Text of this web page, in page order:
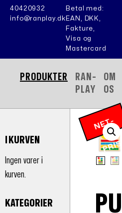
40420932
info@ranplay.dk
Betal med:
EAN, DKK,
Fakture,
Visa og
Mastercard
PRODUKTER
RAN-
PLAY
OM
OS
I KURVEN
Ingen varer i
kurven.
KATEGORIER
N
E
T
-
P
RI
S